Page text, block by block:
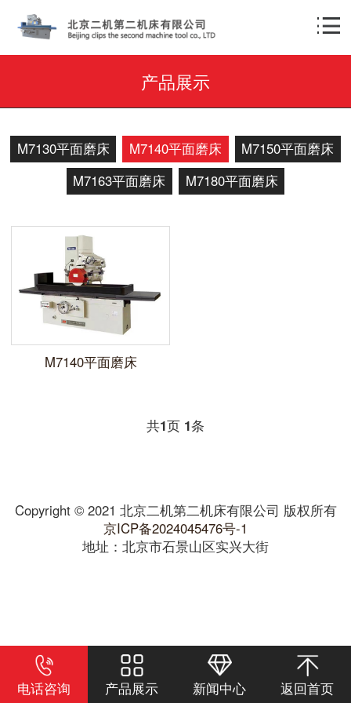
产品展示
M7130平面磨床 M7140平面磨床
M7150平面磨床
M7163平面磨床
M7180平面磨床
M7140平面磨床
共1页 1条
Copyright © 2021 北京二机第二机床有限公司 版权所有
京ICP备2024045476号-1
地址：北京市石景山区实兴大街
电话咨询 产品展示 新闻中心 返回首页